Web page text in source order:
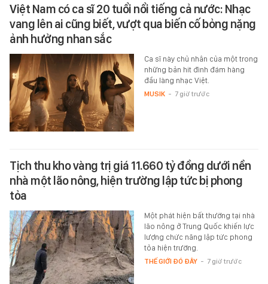
Việt Nam có ca sĩ 20 tuổi nổi tiếng cả nước: Nhạc
vang lên ai cũng biết, vượt qua biến cố bỏng nặng
ảnh hưởng nhan sắc
Ca sĩ này chủ nhân của một trong
những bản hit đình đám hàng
đầu làng nhạc Việt.
MUSIK - 7 giờ trước
Tịch thu kho vàng trị giá 11.660 tỷ đồng dưới nền
nhà một lão nông, hiện trường lập tức bị phong
tỏa
Một phát hiện bất thường tại nhà
lão nông ở Trung Quốc khiến lực
lượng chức năng lập tức phong
tỏa hiện trường.
THẾ GIỚI ĐÓ ĐÂY - 7 giờ trước